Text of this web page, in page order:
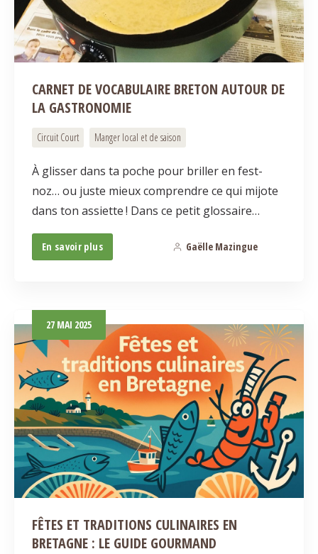
CARNET DE VOCABULAIRE BRETON AUTOUR DE
LA GASTRONOMIE
Circuit Court Manger local et de saison
À glisser dans ta poche pour briller en fest-
noz… ou juste mieux comprendre ce qui mijote
dans ton assiette ! Dans ce petit glossaire…
En savoir plus Gaëlle Mazingue
27 MAI 2025
FÊTES ET TRADITIONS CULINAIRES EN
BRETAGNE : LE GUIDE GOURMAND